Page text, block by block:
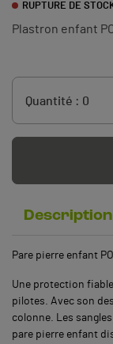
RUPTURE DE
Plastron enfant
Description
Pare pierre enfant
Une protection
pilotes. Avec son
colonne. Les
pare pierre enfant